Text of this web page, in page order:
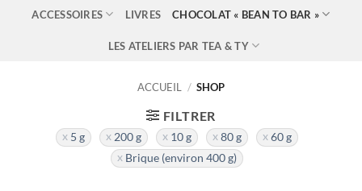
ACCESSOIRES LIVRES CHOCOLAT « BEAN TO BAR »
LES ATELIERS PAR TEA & TY
ACCUEIL / SHOP
FILTRER
5 g 200 g 10 g 80 g
60 g
Brique (environ 400 g)